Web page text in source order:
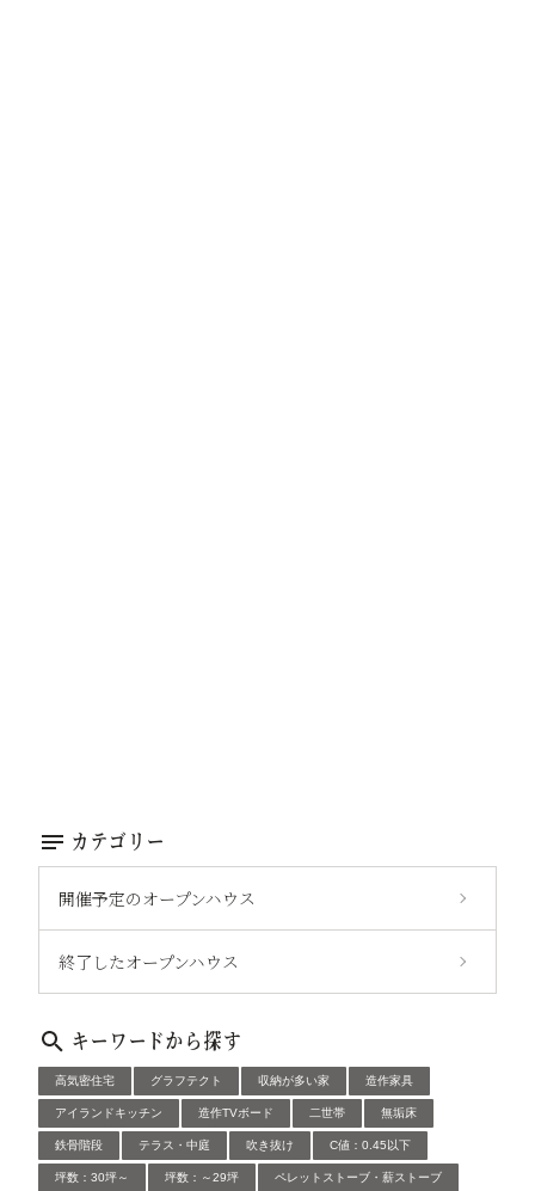
カテゴリー
開催予定のオープンハウス
終了したオープンハウス
キーワードから探す
高気密住宅 グラフテクト 収納が多い家 造作家具
アイランドキッチン 造作TVボード 二世帯 無垢床
鉄骨階段 テラス・中庭 吹き抜け C値：0.45以下
坪数：30坪～ 坪数：～29坪 ペレットストーブ・薪ストーブ